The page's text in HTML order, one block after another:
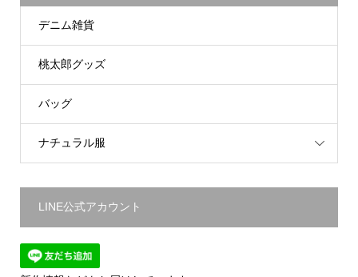
デニム雑貨
桃太郎グッズ
バッグ
ナチュラル服
LINE公式アカウント